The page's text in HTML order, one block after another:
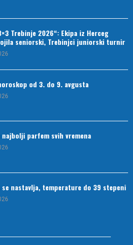
Trebinje 2026“: Ekipa iz Herceg
seniorski, Trebinjci juniorski turnir
od 3. do 9. avgusta
najbolji parfem svih vremena
nastavlja, temperature do 39 stepeni